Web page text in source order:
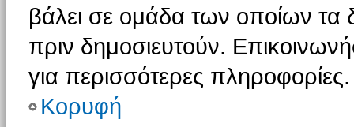
βάλει σε ομάδα των οποίων τα
πριν δημοσιευτούν.
για περισσότερες πληροφορίες.
Κορυφή